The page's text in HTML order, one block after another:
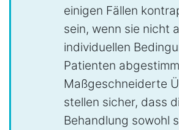
einigen Fällen
sein, wenn sie nicht
individuellen
Patienten
Maßgeschneiderte
stellen sicher, dass
Behandlung sowohl